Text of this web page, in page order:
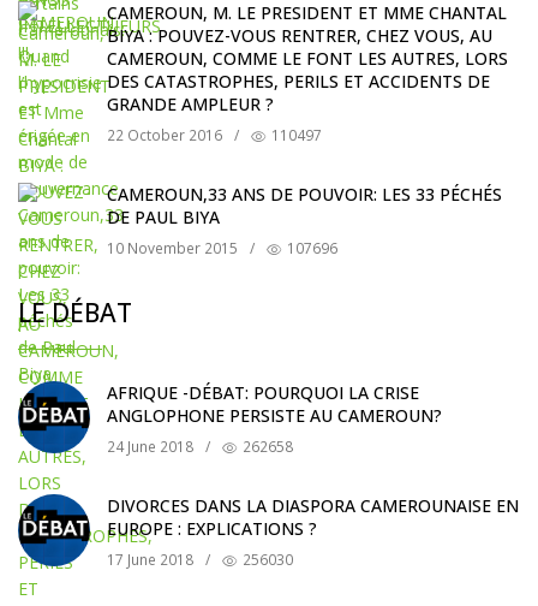
CAMEROUN, M. LE PRESIDENT ET MME CHANTAL
BIYA : POUVEZ-VOUS RENTRER, CHEZ VOUS, AU
CAMEROUN, COMME LE FONT LES AUTRES, LORS
DES CATASTROPHES, PERILS ET ACCIDENTS DE
GRANDE AMPLEUR ?
22 October 2016 / 110497
CAMEROUN,33 ANS DE POUVOIR: LES 33 PÉCHÉS
DE PAUL BIYA
10 November 2015 / 107696
LE DÉBAT
AFRIQUE -DÉBAT: POURQUOI LA CRISE
ANGLOPHONE PERSISTE AU CAMEROUN?
24 June 2018 / 262658
DIVORCES DANS LA DIASPORA CAMEROUNAISE EN
EUROPE : EXPLICATIONS ?
17 June 2018 / 256030